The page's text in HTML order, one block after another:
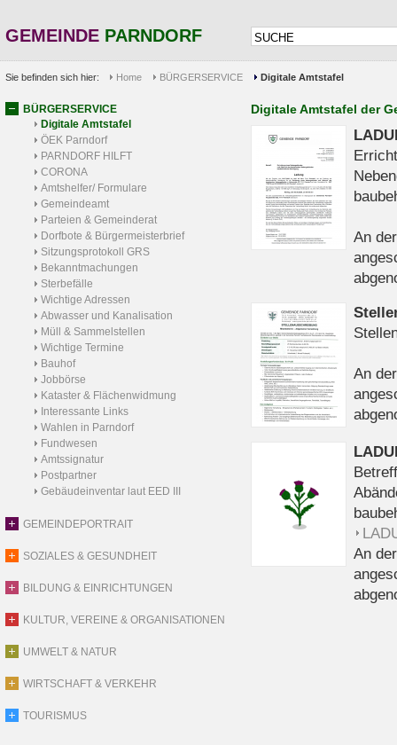
GEMEINDE PARNDORF
Sie befinden sich hier: Home BÜRGERSERVICE Digitale Amtstafel
BÜRGERSERVICE
Digitale Amtstafel
ÖEK Parndorf
PARNDORF HILFT
CORONA
Amtshelfer/ Formulare
Gemeindeamt
Parteien & Gemeinderat
Dorfbote & Bürgermeisterbrief
Sitzungsprotokoll GRS
Bekanntmachungen
Sterbefälle
Wichtige Adressen
Abwasser und Kanalisation
Müll & Sammelstellen
Wichtige Termine
Bauhof
Jobbörse
Kataster & Flächenwidmung
Interessante Links
Wahlen in Parndorf
Fundwesen
Amtssignatur
Postpartner
Gebäudeinventar laut EED III
GEMEINDEPORTRAIT
SOZIALES & GESUNDHEIT
BILDUNG & EINRICHTUNGEN
KULTUR, VEREINE & ORGANISATIONEN
UMWELT & NATUR
WIRTSCHAFT & VERKEHR
TOURISMUS
Digitale Amtstafel der
An
An
An